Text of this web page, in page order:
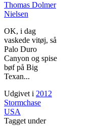
Thomas Dolmer
Nielsen
OK, i dag
vaskede vitøj, så
Palo Duro
Canyon og spise
bøf på Big
Texan...
Udgivet i 2012
Stormchase
USA
Tagget under